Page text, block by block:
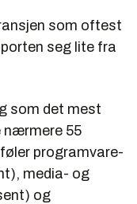
som oftest
seg lite fra
som det mest
nærmere 55
programvare-
media- og
og